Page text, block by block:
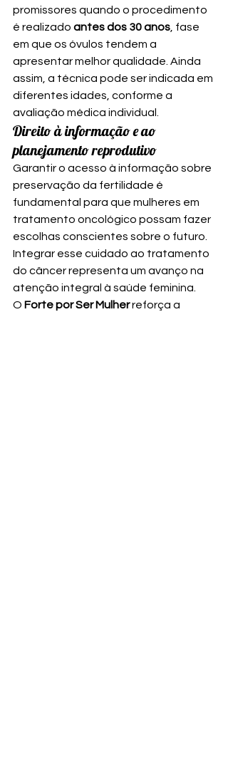
promissores quando o procedimento
é realizado antes dos 30 anos , fase
em que os óvulos tendem a
apresentar melhor qualidade. Ainda
assim, a técnica pode ser indicada em
diferentes idades, conforme a
avaliação médica individual.
Direito à informação e ao
planejamento reprodutivo
Garantir o acesso à informação sobre
preservação da fertilidade é
fundamental para que mulheres em
tratamento oncológico possam fazer
escolhas conscientes sobre o futuro.
Integrar esse cuidado ao tratamento
do câncer representa um avanço na
atenção integral à saúde feminina.
O Forte por Ser Mulher reforça a